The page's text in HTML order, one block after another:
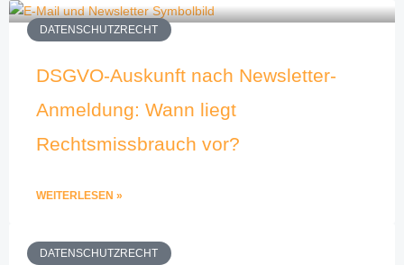
DATENSCHUTZRECHT
DSGVO-Auskunft nach Newsletter-
Anmeldung: Wann liegt
Rechtsmissbrauch vor?
WEITERLESEN »
DATENSCHUTZRECHT